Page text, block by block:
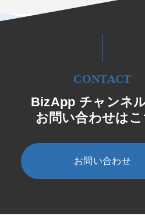
CONTACT
BizApp チャンネ
お問い合わせはこ
お問い合わせ